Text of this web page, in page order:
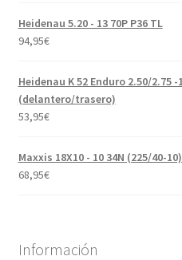
Heidenau 5.20 - 13 70P P36 TL
94,95€
Heidenau K 52 Enduro 2.50/2.75 -
(delantero/trasero)
53,95€
Maxxis 18X10 - 10 34N (225/40-10)
68,95€
Información